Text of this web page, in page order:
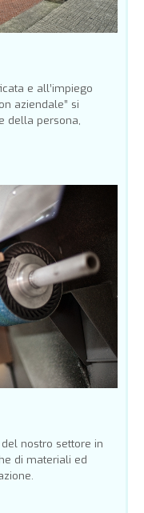
e all’impiego
aziendale” si
della persona,
nostro settore in
di materiali ed